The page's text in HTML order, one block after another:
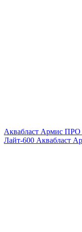
Аквабласт Армис ПРО
Лайт-600 Аквабласт